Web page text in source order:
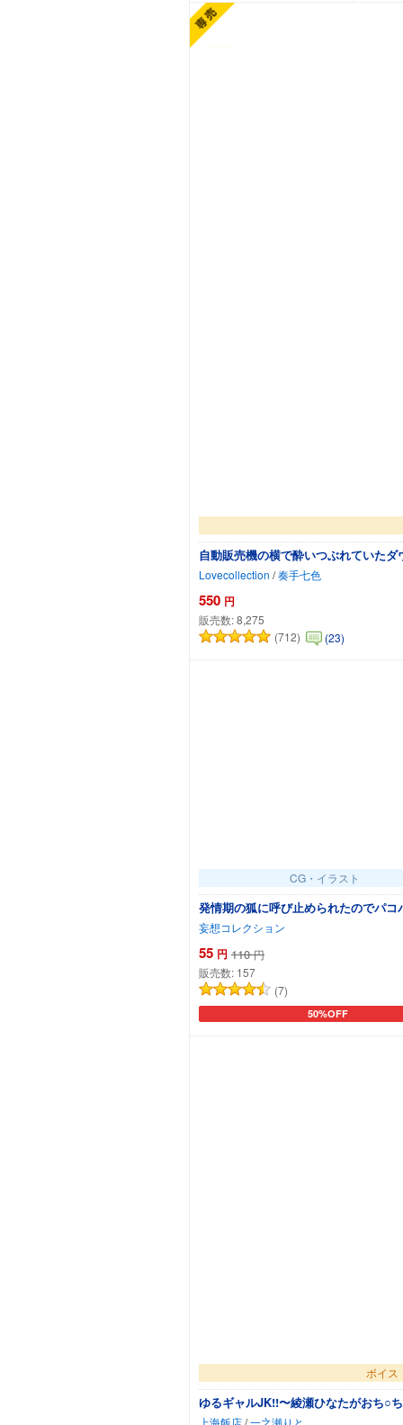
自動販売機の横で酔いつぶれていた
Lovecollection /奏手七色
550 円
販売数:8,275
(712)
(23)
CG・イラスト
発情期の狐に呼び止められたのでパコ
妄想コレクション
55 円 110 円
販売数: 157
(7)
50%OFF
カートに追加
ボイス
ゆるギャルJK!!〜綾瀬ひなたがおち○
上海飯店/一之瀬りと